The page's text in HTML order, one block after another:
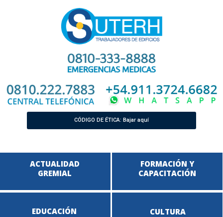
CÓDIGO DE ÉTICA: Bajar aquí
ACTUALIDAD
GREMIAL
EDUCACIÓN CULTURA
FORMACIÓN Y
CAPACITACIÓN